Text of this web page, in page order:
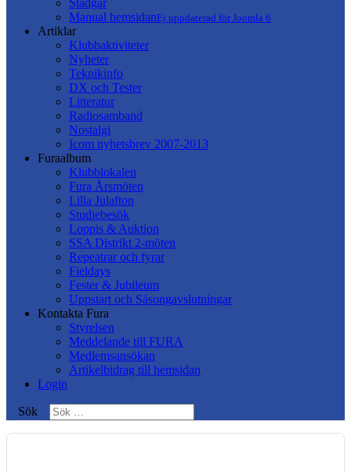
Stadgar
Manual hemsidanEj uppdaterad för Joomla 6
Artiklar
Klubbaktiviteter
Nyheter
Teknikinfo
DX och Tester
Litteratur
Radiosamband
Nostalgi
Icom nyhetsbrev 2007-2013
Furaalbum
Klubblokalen
Fura Årsmöten
Lilla Julafton
Studiebesök
Loppis & Auktion
SSA Distrikt 2-möten
Repeatrar och fyrar
Fieldays
Fester & Jubileum
Uppstart och Säsongavslutningar
Kontakta Fura
Styrelsen
Meddelande till FURA
Medlemsansökan
Artikelbidrag till hemsidan
Login
Sök